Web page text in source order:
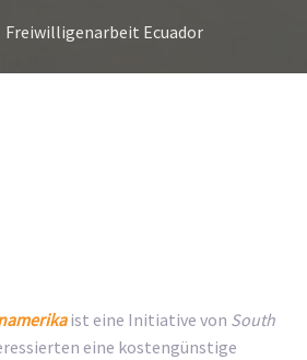
Freiwilligenarbeit Ecuador
ist eine Initiative von South
eine kostengünstige